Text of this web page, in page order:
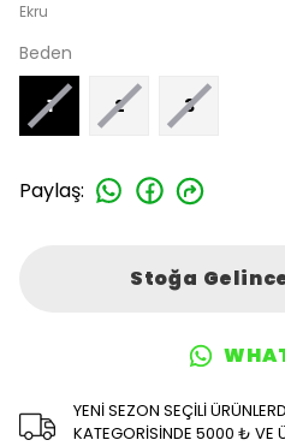
Ekru
Beden
1 2 3
Paylaş:
Stoğa
YENİ SEZON SEÇİLİ
KATEGORİSİNDE 5000 ₺ VE